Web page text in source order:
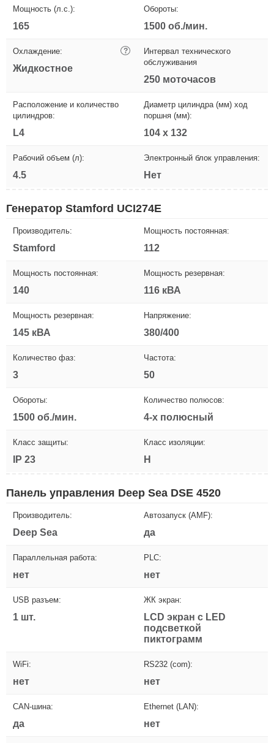
Мощность (л.с.):
165
Обороты:
1500 об./мин.
Охлаждение: ?
Жидкостное
Интервал технического
обслуживания
250 моточасов
Расположение и количество
цилиндров:
L4
Диаметр цилиндра (мм) ход
поршня (мм):
104 x 132
Рабочий объем (л):
4.5
Электронный блок управления:
Нет
Генератор Stamford UCI274E
Производитель:
Stamford
Мощность постоянная:
112
Мощность постоянная:
140
Мощность резервная:
116 кВА
Мощность резервная:
145 кВА
Напряжение:
380/400
Количество фаз:
3
Частота:
50
Обороты:
1500 об./мин.
Количество полюсов:
4-х полюсный
Класс защиты:
IP 23
Класс изоляции:
H
Панель управления Deep Sea DSE 4520
Производитель:
Deep Sea
Автозапуск (AMF):
да
Параллельная работа:
нет
PLC:
нет
USB разъем:
1 шт.
ЖК экран:
LCD экран с LED
подсветкой
пиктограмм
WiFi:
нет
RS232 (com):
нет
CAN-шина:
да
Ethernet (LAN):
нет